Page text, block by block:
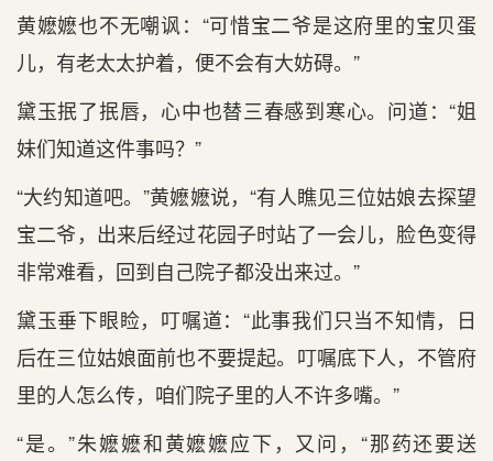
黄嬷嬷也不无嘲讽：“可惜宝二爷是这府里的宝贝蛋
儿，有老太太护着，便不会有大妨碍。”
黛玉抿了抿唇，心中也替三春感到寒心。问道：“姐
妹们知道这件事吗？”
“大约知道吧。”黄嬷嬷说，“有人瞧见三位姑娘去探望
宝二爷，出来后经过花园子时站了一会儿，脸色变得
非常难看，回到自己院子都没出来过。”
黛玉垂下眼睑，叮嘱道：“此事我们只当不知情，日
后在三位姑娘面前也不要提起。叮嘱底下人，不管府
里的人怎么传，咱们院子里的人不许多嘴。”
“是。”朱嬷嬷和黄嬷嬷应下，又问，“那药还要送